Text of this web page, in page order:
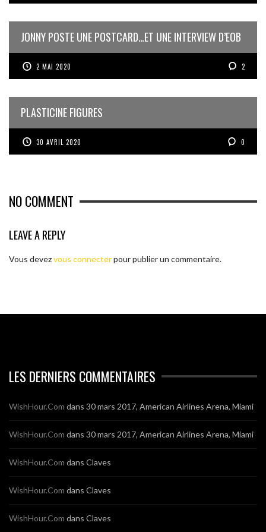
JONNY POSTE UNE POSTCARD…ET UNE INTERVIEW D’EOB
2 MAI 2020 2
PLASTICINE FIGURES
30 AVRIL 2020 0
NO COMMENT
LEAVE A REPLY
Vous devezvous connecterpour publier un commentaire.
LES DERNIERS COMMENTAIRES
WishHour.Com dans 30 mars 2017, American Airlines Arena, Miami
WishHour.Com dans 30 mars 2017, American Airlines Arena, Miami
WishHour.Com dans Claves
WishHour.Com dans Claves
WishHour.Com dans Claves